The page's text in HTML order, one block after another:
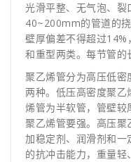
光滑平整、无气泡、裂
40~200mm的管道的
壁厚偏差不得超过
和重型两类。每节管的
聚乙烯管分为高压低密
两种。低压高密度聚乙
烯管为半软管，管壁
聚乙烯管要强。高压
加稳定剂、润滑剂和一
的抗冲击能力，重量